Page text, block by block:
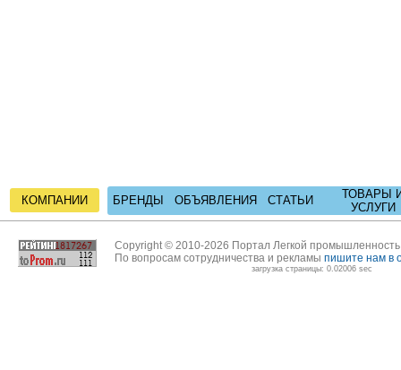
КОМПАНИИ БРЕНДЫ ОБЪЯВЛЕНИЯ СТАТЬИ
ТОВАРЫ
УСЛУГИ
Copyright © 2010-2026 Портал Легкой
По вопросам сотрудничества и рекламы пишите нам в
загрузка страницы: 0.02006 sec